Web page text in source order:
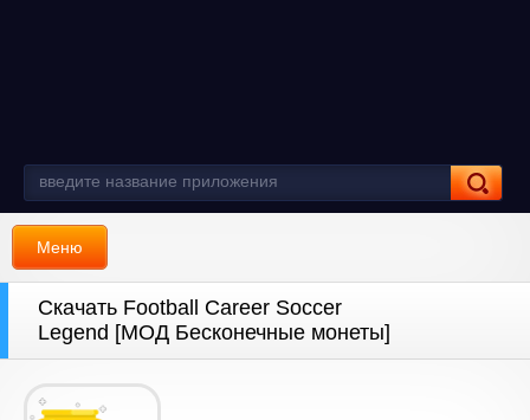
Меню
Скачать Football Career Soccer
Legend [МОД Бесконечные монеты]